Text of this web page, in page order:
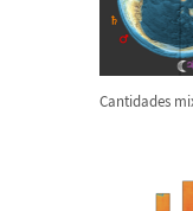
Cantidades